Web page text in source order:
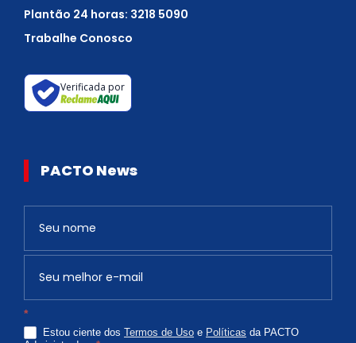
Plantão 24 horas: 3218 5090
Trabalhe Conosco
Verificada por
PACTO News
*
Estou ciente dos Termos de Uso e Políticas da PACTO
v
ê